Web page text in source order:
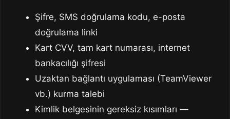
Şifre, SMS doğrulama kodu, e-posta
doğrulama linki
Kart CVV, tam kart numarası, internet
bankacılığı şifresi
Uzaktan bağlantı uygulaması (TeamViewer
vb.) kurma talebi
Kimlik belgesinin gereksiz kısımları —